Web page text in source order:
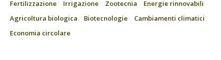
Fertilizzazione
Irrigazione Zootecnia
Energie rinnovabili
Agricoltura biologica
Biotecnologie
Cambiamenti climatici
Economia circolare